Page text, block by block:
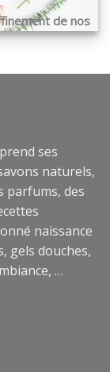
de nos
prend ses
naturels,
parfums, des
naissance
gels douches,
…